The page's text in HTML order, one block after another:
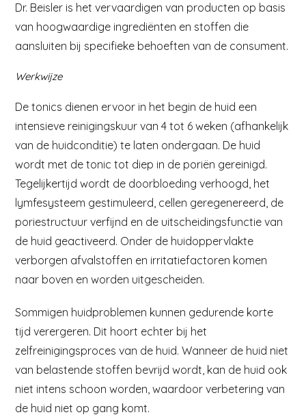
Dr. Beisler is het vervaardigen van producten op basis
van hoogwaardige ingrediënten en stoffen die
aansluiten bij specifieke behoeften van de consument.
Werkwijze
De tonics dienen ervoor in het begin de huid een
intensieve reinigingskuur van 4 tot 6 weken (afhankelijk
van de huidconditie) te laten ondergaan. De huid
wordt met de tonic tot diep in de poriën gereinigd.
Tegelijkertijd wordt de doorbloeding verhoogd, het
lymfesysteem gestimuleerd, cellen geregenereerd, de
poriestructuur verfijnd en de uitscheidingsfunctie van
de huid geactiveerd. Onder de huidoppervlakte
verborgen afvalstoffen en irritatiefactoren komen
naar boven en worden uitgescheiden.
Sommigen huidproblemen kunnen gedurende korte
tijd verergeren. Dit hoort echter bij het
zelfreinigingsproces van de huid. Wanneer de huid niet
van belastende stoffen bevrijd wordt, kan de huid ook
niet intens schoon worden, waardoor verbetering van
de huid niet op gang komt.